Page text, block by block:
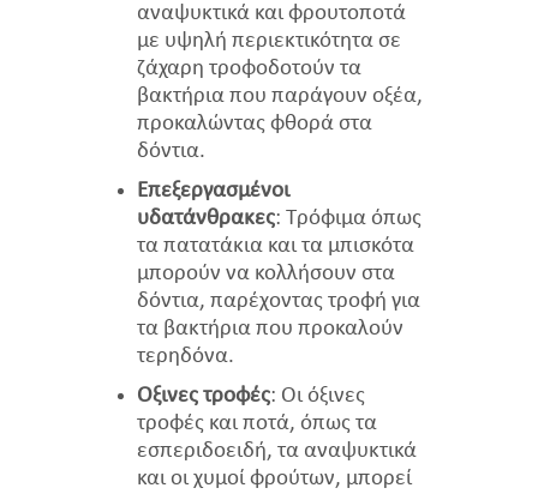
αναψυκτικά και φρουτοποτά
με υψηλή περιεκτικότητα σε
ζάχαρη τροφοδοτούν τα
βακτήρια που παράγουν οξέα,
προκαλώντας φθορά στα
δόντια.
Επεξεργασμένοι
υδατάνθρακες: Τρόφιμα όπως
τα πατατάκια και τα μπισκότα
μπορούν να κολλήσουν στα
δόντια, παρέχοντας τροφή για
τα βακτήρια που προκαλούν
τερηδόνα.
Όξινες τροφές: Οι όξινες
τροφές και ποτά, όπως τα
εσπεριδοειδή, τα αναψυκτικά
και οι χυμοί φρούτων, μπορεί